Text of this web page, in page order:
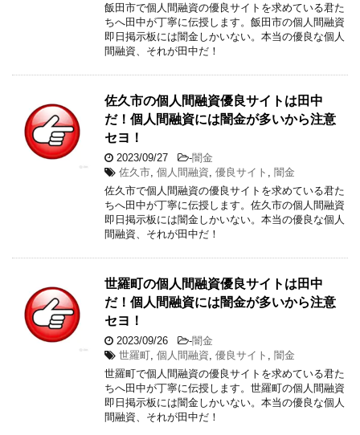
飯田市で個人間融資の優良サイトを求めている君た
ちへ田中が丁寧に伝授します。飯田市の個人間融資
即日掲示板には闇金しかいない。本当の優良な個人
間融資、それが田中だ！
佐久市の個人間融資優良サイトは田中
だ！個人間融資には闇金が多いから注意
セヨ！
2023/09/27 -闇金
佐久市 個人間融資 優良サイト
闇金
佐久市で個人間融資の優良サイトを求めている君た
ちへ田中が丁寧に伝授します。佐久市の個人間融資
即日掲示板には闇金しかいない。本当の優良な個人
間融資、それが田中だ！
世羅町の個人間融資優良サイトは田中
だ！個人間融資には闇金が多いから注意
セヨ！
2023/09/26 -闇金
世羅町 個人間融資 優良サイト
闇金
世羅町で個人間融資の優良サイトを求めている君た
ちへ田中が丁寧に伝授します。世羅町の個人間融資
即日掲示板には闇金しかいない。本当の優良な個人
間融資、それが田中だ！